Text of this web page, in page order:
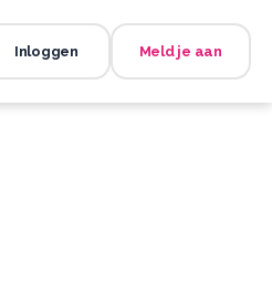
Inloggen Meld je aan